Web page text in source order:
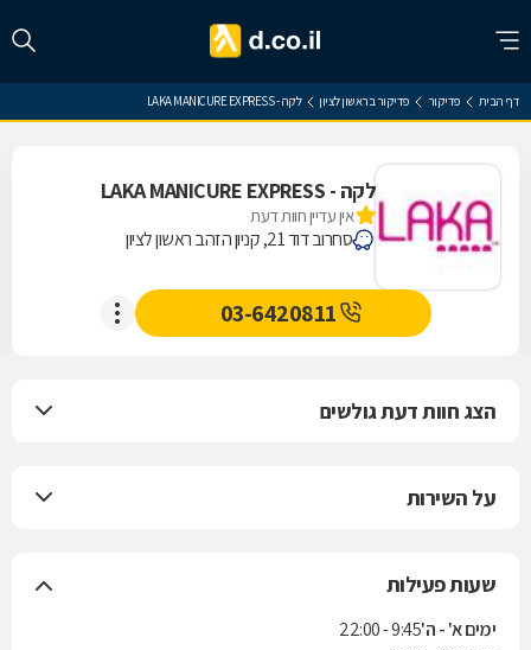
דף הבית פדיקור פדיקור בראשון לציון לקה - LAKA MANICURE EXPRESS
לקה - LAKA MANICURE EXPRESS
אין עדיין חוות דעת
סחרוב דוד 21, קניון הזהב ראשון לציון
03-6420811
הצג חוות דעת גולשים
על השירות
שעות פעילות
ימים א' - ה'9:45 - 22:00